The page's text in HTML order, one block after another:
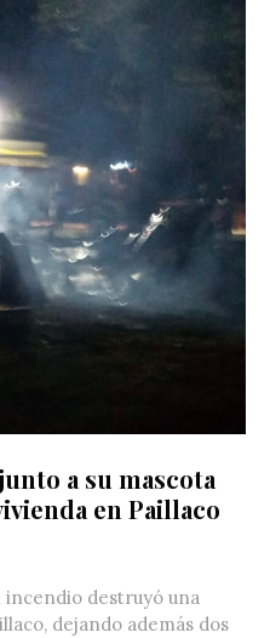
a su mascota
en Paillaco
incendio destruyó una
dejando además dos